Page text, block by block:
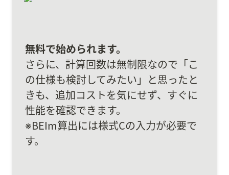
さらに、計算回数は無制限なので「こ
の仕様も検討してみたい」と思ったと
きも、追加コストを気にせず、すぐに
性能を確認できます。
※BEIm算出には様式Cの入力が必要で
す。